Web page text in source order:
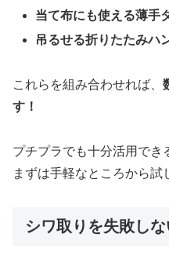
当て布にも使える薄手
吊るせる折りたたみハ
これらを組み合わせれば、
す！
プチプラでも十分活用でき
まずは手軽なところから試
シワ取りを失敗し